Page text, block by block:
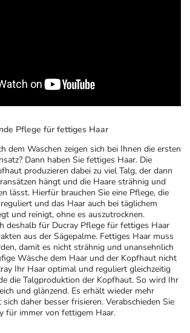
Pflege für fettiges Haar
dem Waschen zeigen sich bei Ihnen die ersten
Dann haben Sie fettiges Haar. Die
produzieren dabei zu viel Talg, der dann
hängt und die Haare strähnig und
lässt. Hierfür brauchen Sie eine Pflege, die
und das Haar auch bei täglichem
und reinigt, ohne es auszutrocknen.
deshalb für Ducray Pflege für fettiges Haar
aus der Sägepalme. Fettiges Haar muss
damit es nicht strähnig und unansehnlich
Wäsche dem Haar und der Kopfhaut nicht
Ihr Haar optimal und reguliert gleichzeitig
die Talgproduktion der Kopfhaut. So wird Ihr
und glänzend. Es erhält wieder mehr
daher besser frisieren. Verabschieden Sie
für immer von fettigem Haar.